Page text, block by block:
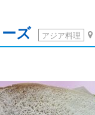
ズ アジア料理